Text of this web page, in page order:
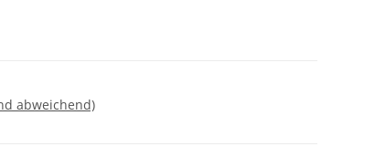
abweichend)